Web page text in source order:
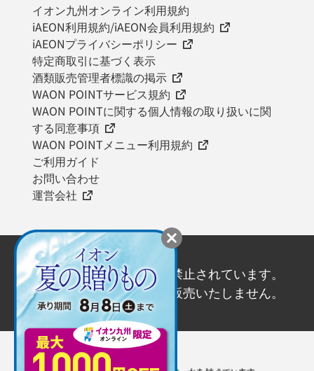
イオン九州オンライン利用規約
iAEON利用規約/iAEON会員利用規約
iAEONプライバシーポリシー
特定商取引に基づく表示
酒類販売管理者標識の掲示
WAON POINTサービス規約
WAON POINTに関する個人情報の取り扱いに関
する同意事項
WAON POINTメニュー利用規約
ご利用ガイド
お問い合わせ
運営会社
20歳未満の飲酒は法律で禁止されています。
20歳未満の方にはお酒を販売いたしません。